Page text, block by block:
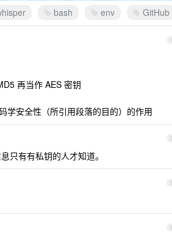
bash env GitHub
1
再当作 AES 密钥
学安全性（所引用段落的目的）的作用
2
只有有私钥的人才知道。
3
4